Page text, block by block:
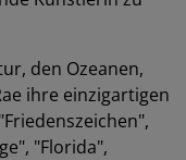
den Ozeanen,
ihre einzigartigen
"Florida",